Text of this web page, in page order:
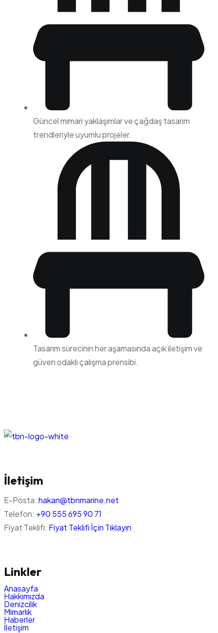
Güncel mimari yaklaşımlar ve çağdaş tasarım
trendleriyle uyumlu projeler.
Tasarım sürecinin her aşamasında açık iletişim ve
güven odaklı çalışma prensibi.
İletişim
E-Posta: hakan@tbnmarine.net
Telefon: +90 555 695 90 71
Fiyat Teklifi: Fiyat Teklifi İçin Tıklayın
Linkler
Anasayfa
Hakkımızda
Denizcilik
Mimarlık
Haberler
İletişim